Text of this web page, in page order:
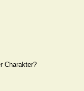
Charakter?